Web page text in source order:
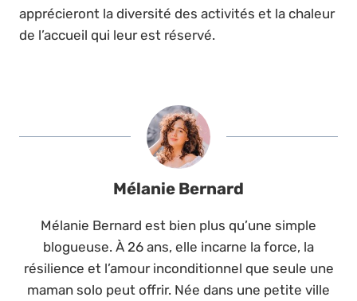
apprécieront la diversité des activités et la chaleur
de l’accueil qui leur est réservé.
Mélanie Bernard
Mélanie Bernard est bien plus qu’une simple
blogueuse. À 26 ans, elle incarne la force, la
résilience et l’amour inconditionnel que seule une
maman solo peut offrir. Née dans une petite ville